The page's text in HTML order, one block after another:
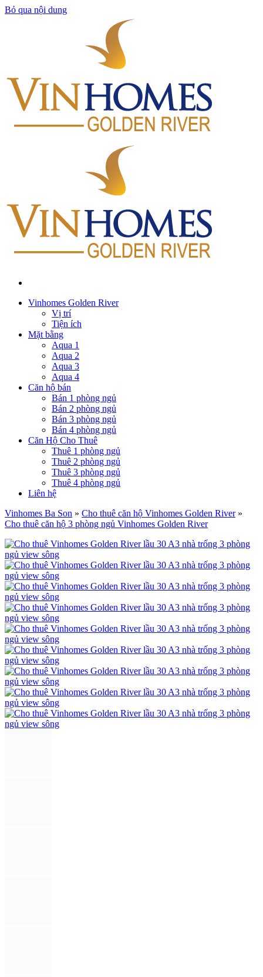
Bỏ qua nội dung
Vinhomes Golden River
Vị trí
Tiện ích
Mặt bằng
Aqua 1
Aqua 2
Aqua 3
Aqua 4
Căn hộ bán
Bán 1 phòng ngủ
Bán 2 phòng ngủ
Bán 3 phòng ngủ
Bán 4 phòng ngủ
Căn Hộ Cho Thuê
Thuê 1 phòng ngủ
Thuê 2 phòng ngủ
Thuê 3 phòng ngủ
Thuê 4 phòng ngủ
Liên hệ
Vinhomes Ba Son » Cho thuê căn hộ Vinhomes Golden River»
Cho thuê căn hộ 3 phòng ngủ Vinhomes Golden River